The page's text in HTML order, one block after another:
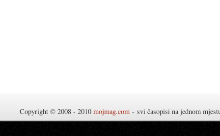
Copyright © 2008 - 2010 mojmag.com - svi časopisi na jednom